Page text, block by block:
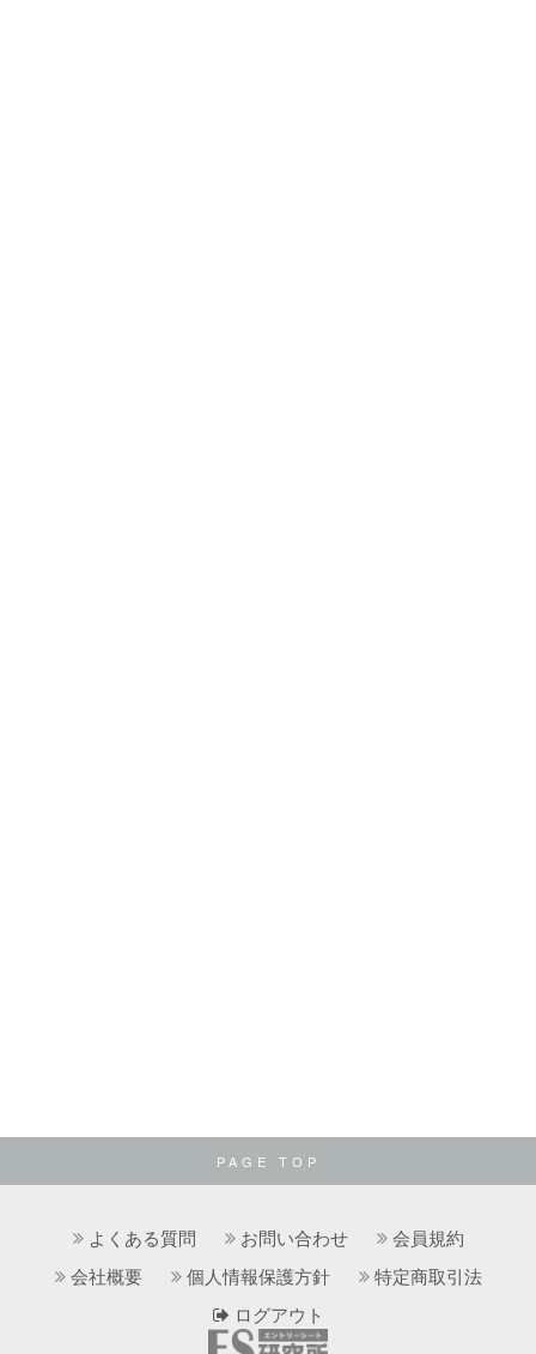
PAGE TOP
よくある質問 お問い合わせ
会員規約
会社概要
個人情報保護方針
特定商取引法
ログアウト